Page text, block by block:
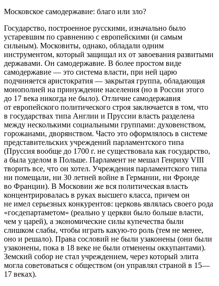
Московское самодержавие: благо или зло?
Государство, построенное русскими, изначально было
устаревшим по сравнению с европейскими (и самым
сильным). Московиты, однако, обладали одним
инструментом, который защищал их от завоевания развитыми
державами. Он самодержавие. В более простом виде
самодержавие — это система власти, при ней царю
подчиняется аристократия — закрытая группа, обладающая
монополией на принуждение населения (но в России этого
до 17 века никогда не было). Отличие самодержавия
от европейского политического строя заключается в том, что
в государствах типа Англии и Пруссии власть разделена
между несколькими социальными группами: духовенством,
горожанами, дворянством. Часто это оформлялось в системе
представительских учреждений парламентского типа
(Пруссия вообще до 1700 г. не существовала как государство,
а была уделом в Польше. Парламент не мешал Генриху VIII
творить все, что он хотел. Учреждения парламентского типа
ни помещали, ни 30 летней войне в Германии, ни Фронде
во Франции). В Московии же вся политическая власть
концентрировалась в руках высшего класса, причем он
не имел серьезных конкурентов: церковь являлась своего рода
«госдепартаметом» (реально у церкви было больше власти,
чем у царей), а экономические силы купечества были
слишком слабы, чтобы играть какую-то роль (тем не менее,
оно и решало). Права сословий не были узаконены (они были
узаконены, пока в 18 веке не были отменены оккупантами).
Земский собор не стал учреждением, через который элита
могла советоваться с обществом (он управлял страной в 15—
17 веках).